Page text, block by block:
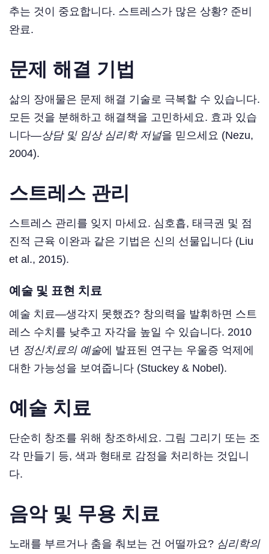
추는 것이 중요합니다. 스트레스가 많은 상황? 준비
완료.
문제 해결 기법
삶의 장애물은 문제 해결 기술로 극복할 수 있습니다.
모든 것을 분해하고 해결책을 고민하세요. 효과 있습
니다—상담 및 임상 심리학 저널을 믿으세요 (Nezu,
2004).
스트레스 관리
스트레스 관리를 잊지 마세요. 심호흡, 태극권 및 점
진적 근육 이완과 같은 기법은 신의 선물입니다 (Liu
et al., 2015).
예술 및 표현 치료
예술 치료—생각지 못했죠? 창의력을 발휘하면 스트
레스 수치를 낮추고 자각을 높일 수 있습니다. 2010
년 정신치료의 예술에 발표된 연구는 우울증 억제에
대한 가능성을 보여줍니다 (Stuckey & Nobel).
예술 치료
단순히 창조를 위해 창조하세요. 그림 그리기 또는 조
각 만들기 등, 색과 형태로 감정을 처리하는 것입니
다.
음악 및 무용 치료
노래를 부르거나 춤을 춰보는 건 어떨까요? 심리학의